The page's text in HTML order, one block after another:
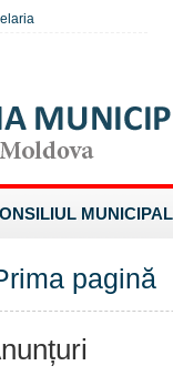
MUNICIPAL
pagină